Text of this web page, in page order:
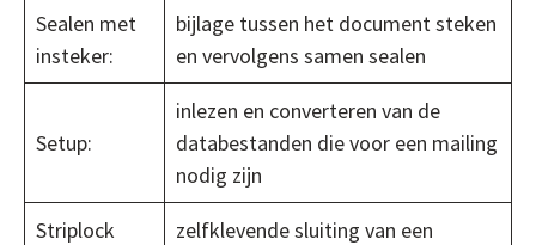
Sealen met
insteker:
bijlage tussen het document steken
en vervolgens samen sealen
Setup:
inlezen en converteren van de
databestanden die voor een mailing
nodig zijn
Striplock
zelfklevende sluiting van een